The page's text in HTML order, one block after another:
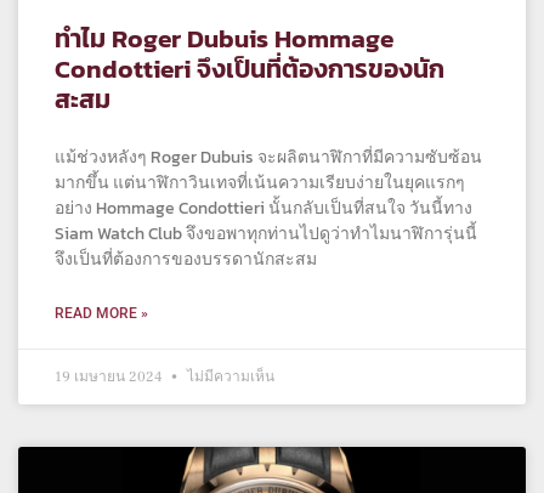
ทำไม Roger Dubuis Hommage
Condottieri จึงเป็นที่ต้องการของนัก
สะสม
แม้ช่วงหลังๆ Roger Dubuis จะผลิตนาฬิกาที่มีความซับซ้อน
มากขึ้น แต่นาฬิกาวินเทจที่เน้นความเรียบง่ายในยุคแรกๆ
อย่าง Hommage Condottieri นั้นกลับเป็นที่สนใจ วันนี้ทาง
Siam Watch Club จึงขอพาทุกท่านไปดูว่าทำไมนาฬิการุ่นนี้
จึงเป็นที่ต้องการของบรรดานักสะสม
READ MORE »
19 เมษายน 2024 ไม่มีความเห็น